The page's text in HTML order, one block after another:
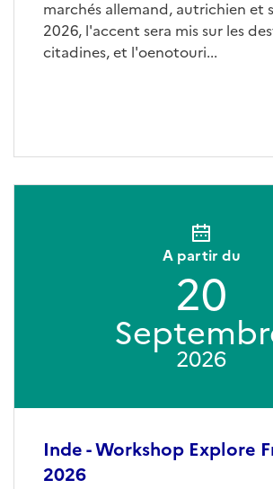
marchés allemand, autrichien et
2026, l'accent sera mis sur les
citadines, et l'oenotouri...
Inde - Workshop Explore
2026
A partir du
20
2026